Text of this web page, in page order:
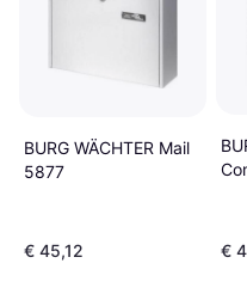
BURG WÄCHTER Mail
5877
€ 45,12 €